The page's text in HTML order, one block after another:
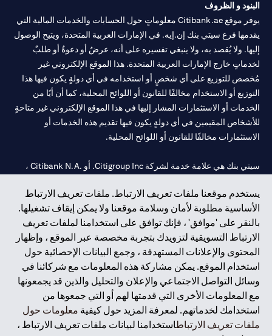
يستخدم موقعنا ملفات تعريف الارتباط. ملفات تعريف الارتباط
الأساسية مطلوبة لأمان وسلامة موقعنا ولا يمكن إيقاف تشغيلها.
بالنقر على 'موافق' ، فإنك توافق على استخدامنا لملفات تعريف
الارتباط التسويقية لتزويدك بتجربة مخصصة عبر الموقع ، وإظهار
المحتوى والإعلانات المستهدفة ، وجمع البيانات الإحصائية حول
استخدام الموقع. يمكن مشاركة هذه المعلومات مع شركائنا في
وسائل التواصل الاجتماعي والإعلان والتحليل والذين قد يجمعونها
مع المعلومات الأخرى التي قدمتها لهم أو التي جمعوها من
استخدامك لخدماتهم. لمعرفة المزيد حول كيفية معلومات حول
ملفات تعريف الارتباطاستخدامنا لبيانات ملفات تعريف الارتباط ،
البنود و الظروف
يوفر موقع Citibank.ae معلوماتٍ حول الحسابات والخدمات المالية التي
يقدمها فرع سيتي بنك إن.إيه. في الإمارات العربية المتحدة، ويتيح الوصول
إليها. ولا يُقصد به، ولا ينبغي تفسيره على أنه، عرضٌ أو دعوةٌ أو طلبٌ
لخدماتٍ خارج الإمارات العربية المتحدة. هذا الموقع الإلكتروني غير
مُخصص للتوزيع على أي شخصٍ أو استخدامه في أي دولةٍ يكون فيها هذا
التوزيع أو الاستخدام مخالفًا للقانون أو اللوائح المحلية، كما أن أيًا من
الخدمات أو الاستثمارات المشار إليها في هذا الموقع الإلكتروني غير متاحةٍ
للأشخاص المقيمين في أي دولةٍ يكون فيها تقديم هذه الخدمات أو
الاستثمارات مخالفًا للقانون أو اللوائح المحلية.
سيتي بنك هي علامة خدمة لشركة Citigroup Inc. أو .Citibank N.A ،
سيتي بنك إن. إيه. الإمارات مسجل لدى مصرف الإمارات المركزي تحت
أرقام التراخيص 202563 لفرع الوصل في دبي، 531989 لفرع مول
الإمارات في دبي، وCN-1002019لفرع أبوظبي. هاتف: 4000 311 04.
فرع سيتي بنك إن إيه - الإمارات العربية المتحدة مرخص من مصرف
الإمارات العربية المتحدة المركزي كفرع لبنك أجنبي.
سيتي بنك إن إيه الإمارات العربية المتحدة مرخص من هيئة الأوراق المالية
والسلع في الإمارات العربية المتحدة ("SCA") للقيام بالنشاط المالي لـ أ)
الاستشارات المالية والتعريف والترويج بموجب ترخيص رقم
20200000097 ب) وسيط تداول في الأسواق الدولية بموجب ترخيص